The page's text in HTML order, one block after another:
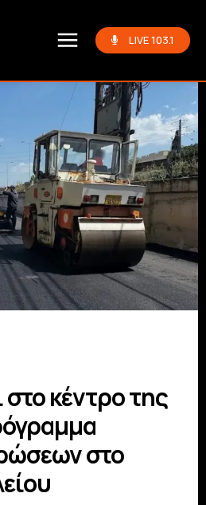
LIVE 103.1
στο κέντρο της
στο